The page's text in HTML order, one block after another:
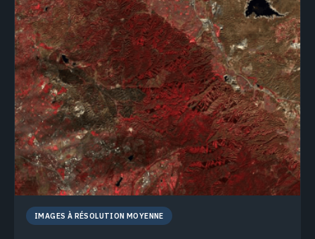
IMAGES À RÉSOLUTION MOYENNE